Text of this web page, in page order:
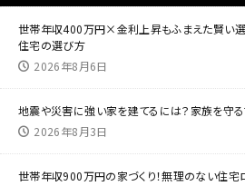
世帯年収400万円×金利上昇もふまえた賢い選
住宅の選び方
2026年8月6日
地震や災害に強い家を建てるには？家族を守
2026年8月3日
世帯年収900万円の家づくり！無理のない住